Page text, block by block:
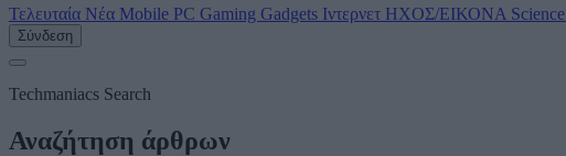
Τελευταία Νέα Mobile PC Gaming Gadgets Ιντερνετ ΗΧΟΣ/ΕΙΚΟΝΑ Science
Σύνδεση
Techmaniacs Search
Αναζήτηση άρθρων